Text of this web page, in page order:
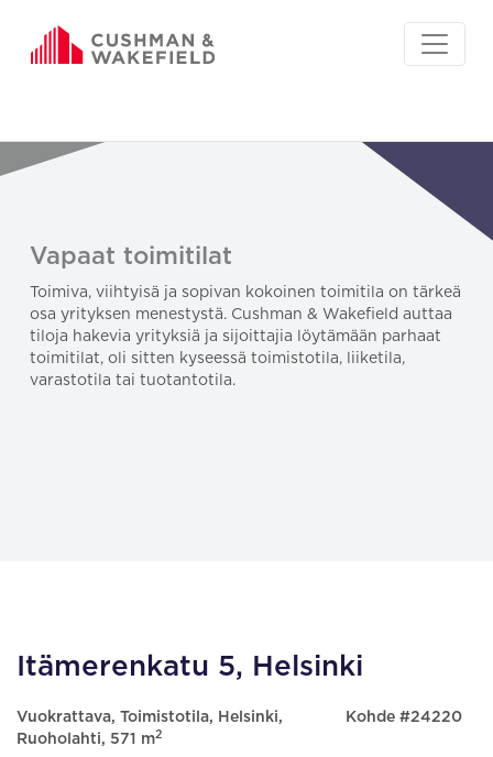
Vapaat toimitilat
Toimiva, viihtyisä ja sopivan kokoinen toimitila on tärkeä
osa yrityksen menestystä. Cushman & Wakefield auttaa
tiloja hakevia yrityksiä ja sijoittajia löytämään parhaat
toimitilat, oli sitten kyseessä toimistotila, liiketila,
varastotila tai tuotantotila.
Itämerenkatu 5, Helsinki
Vuokrattava, Toimistotila, Helsinki,
Ruoholahti, 571 m2
Kohde #24220